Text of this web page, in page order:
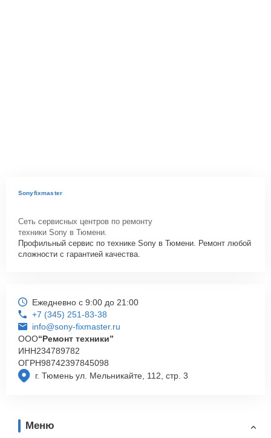
Sonyfixmaster
Сеть сервисных центров по ремонту
техники Sony в Тюмени.
Профильный сервис по технике Sony в Тюмени. Ремонт любой
сложности с гарантией качества.
г. Тюмень ул. Мельникайте, 112, стр. 3
Ежедневно с 9:00 до 21:00
+7 (345) 251-83-38
info@sony-fixmaster.ru
ООО“Ремонт техники”
ИНН234789782
ОГРН98742397845098
Меню